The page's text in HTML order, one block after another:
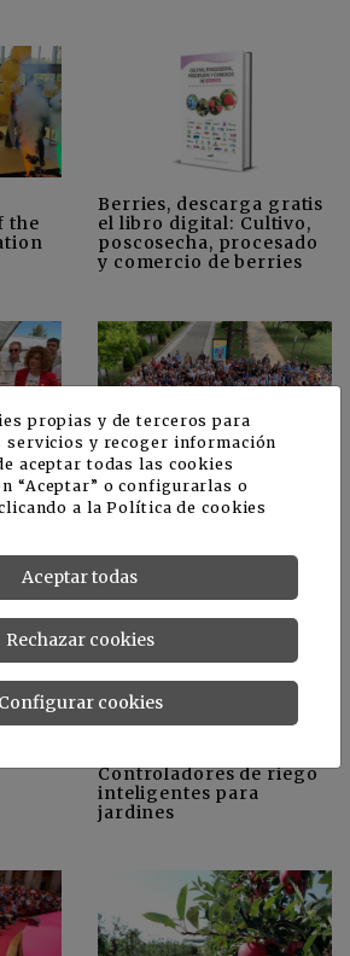
the
Berries, descarga gratis
el libro digital: Cultivo,
poscosecha, procesado
y comercio de berries
uso
Las casas de semillas,
participantes
prominentes en
en Valencia
Controladores de riego
inteligentes para
jardines
propias y de terceros para
servicios y recoger información
aceptar todas las cookies
“Aceptar” o configurarlas o
a laPolítica de cookies
Aceptar todas
Rechazar cookies
Configurar cookies